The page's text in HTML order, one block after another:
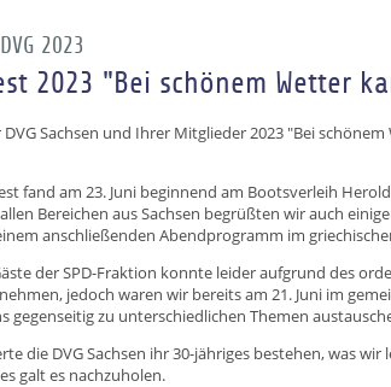
2023
2023 "Bei schönem Wetter
Sachsen und Ihrer Mitglieder 2023 "Bei
fand am 23. Juni beginnend am Bootsverleih
Bereichen aus Sachsen begrüßten wir auch
anschließenden Abendprogramm im
der SPD-Fraktion konnte leider aufgrund des
jedoch waren wir bereits am 21. Juni im
gegenseitig zu unterschiedlichen Themen
die DVG Sachsen ihr 30-jähriges bestehen, was
galt es nachzuholen.